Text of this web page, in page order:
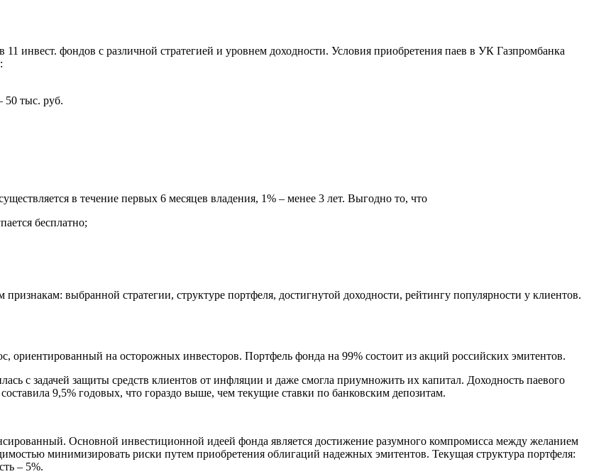
11 инвест. фондов с различной стратегией и уровнем доходности. Условия приобретения паев в УК Газпромбанка
тыс. руб.
в течение первых 6 месяцев владения, 1% – менее 3 лет. Выгодно то, что
бесплатно;
выбранной стратегии, структуре портфеля, достигнутой доходности, рейтингу популярности у клиентов.
на осторожных инвесторов. Портфель фонда на 99% состоит из акций российских эмитентов.
с задачей защиты средств клиентов от инфляции и даже смогла приумножить их капитал. Доходность паевого
9,5% годовых, что гораздо выше, чем текущие ставки по банковским депозитам.
Основной инвестиционной идеей фонда является достижение разумного компромисса между желанием
минимизировать риски путем приобретения облигаций надежных эмитентов. Текущая структура портфеля:
– 5%.